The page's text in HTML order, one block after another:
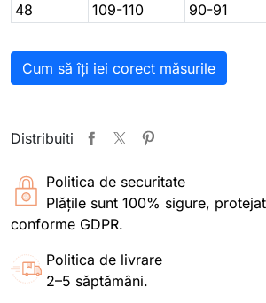
48
109-110 90-91
Cum să îți iei corect măsurile
Distribuiti
Politica de securitate
Plățile sunt 100% sigure,
conforme GDPR.
Politica de livrare
2–5 săptămâni.